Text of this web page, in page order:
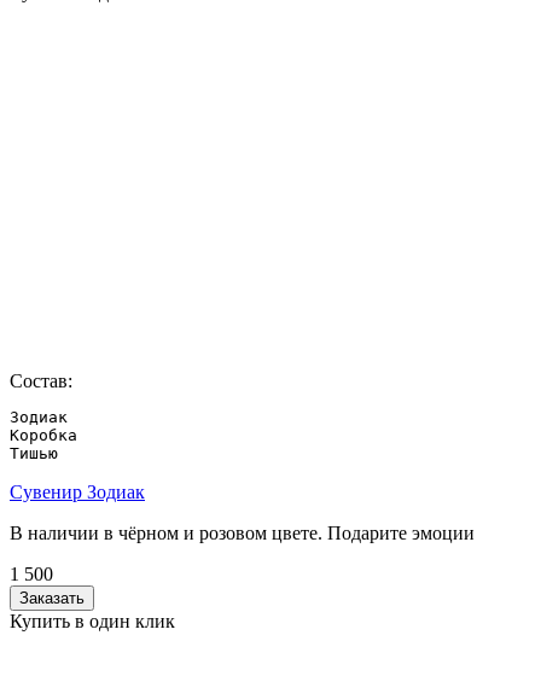
Состав:
Зодиак
Коробка
Тишью
Сувенир Зодиак
В наличии в чёрном и розовом цвете. Подарите эмоции
1 500
Заказать
Купить в один клик